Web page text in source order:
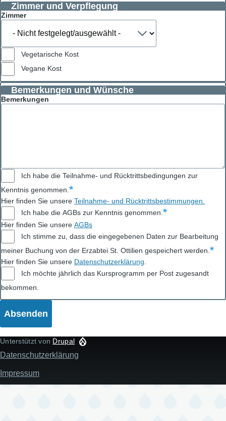
Zimmer und Verpflegung
Zimmer
Vegetarische Kost
Vegane Kost
Bemerkungen und Wünsche
Bemerkungen
Ich habe die Teilnahme- und Rücktrittsbedingungen zur
Kenntnis genommen.
Hier finden Sie unsere Teilnahme- und Rücktrittsbestimmungen.
Ich habe die AGBs zur Kenntnis genommen.
Hier finden Sie unsere AGBs
Ich stimme zu, dass die eingegebenen Daten zur Bearbeitung
meiner Buchung von der Erzabtei St. Ottilien gespeichert werden.
Hier finden Sie unsere Datenschutzerklärung
Ich möchte jährlich das Kursprogramm per Post zugesandt
bekommen.
Unterstützt von Drupal
Fußzeile
Datenschutzerklärung
Impressum